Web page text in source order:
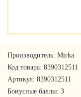
Производитель: Mirka
Код товара: 8390312511
Артикул: 8390312511
Бонусные баллы: 3